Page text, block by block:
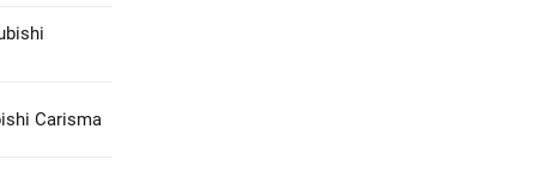
Carisma